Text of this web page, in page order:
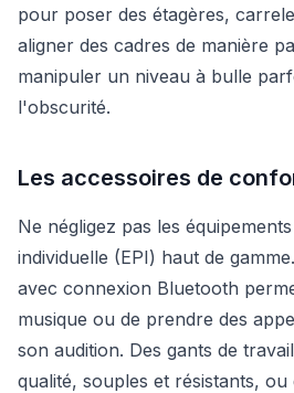
pour poser des étagères,
aligner des cadres de manière
manipuler un niveau à bulle
l'obscurité.
Les accessoires de
Ne négligez pas les
individuelle (EPI) haut de
avec connexion Bluetooth
musique ou de prendre des
son audition. Des gants de
qualité, souples et résistants, ou